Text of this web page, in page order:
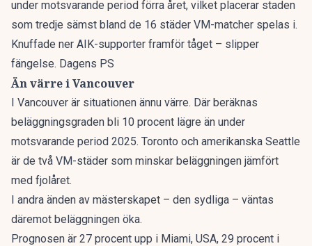
under motsvarande period förra året, vilket placerar staden
som tredje sämst bland de 16 städer VM-matcher spelas i.
Knuffade ner AIK-supporter framför tåget – slipper
fängelse. Dagens PS
Än värre i Vancouver
I Vancouver är situationen ännu värre. Där beräknas
beläggningsgraden bli 10 procent lägre än under
motsvarande period 2025. Toronto och amerikanska Seattle
är de två VM-städer som minskar beläggningen jämfört
med fjolåret.
I andra änden av mästerskapet – den sydliga – väntas
däremot beläggningen öka.
Prognosen är 27 procent upp i Miami, USA, 29 procent i